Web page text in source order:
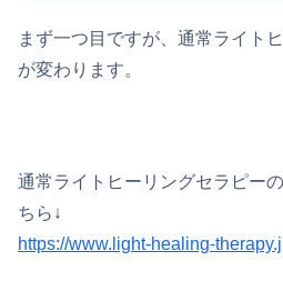
まず一つ目ですが、通常ライト
が変わります。
通常ライトヒーリングセラピー
ちら↓
https://www.light-healing-